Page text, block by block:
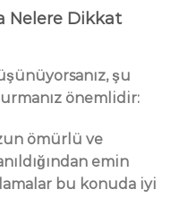
Nelere Dikkat
şu
önemlidir:
ömürlü ve
emin
bu konuda iyi